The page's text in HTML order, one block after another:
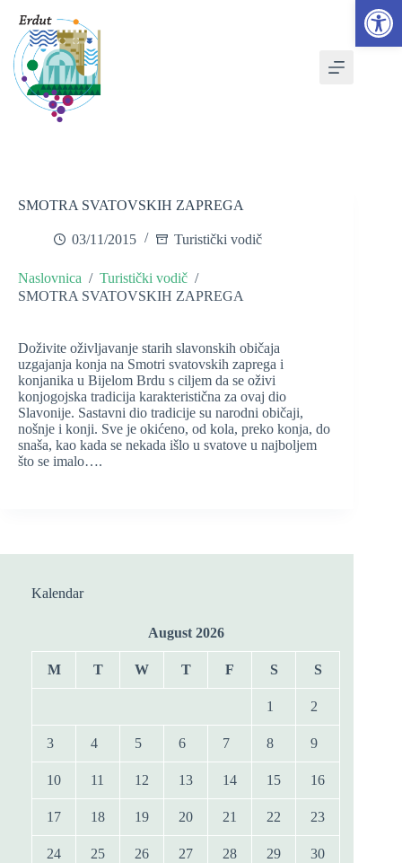
Open toolbar
content
SMOTRA SVATOVSKIH ZAPREGA
03/11/2015 Turistički vodič
Naslovnica / Turistički vodič /
SMOTRA SVATOVSKIH ZAPREGA
Doživite oživljavanje starih slavonskih običaja
uzgajanja konja na Smotri svatovskih zaprega i
konjanika u Bijelom Brdu s ciljem da se oživi
konjogojska tradicija karakteristična za ovaj dio
Slavonije. Sastavni dio tradicije su narodni običaji,
nošnje i konji. Sve je okićeno, od kola, preko konja, do
snaša, kao kada se nekada išlo u svatove u najboljem
što se imalo….
Kalendar
August 2026
M T W T F S S
1 2
3 4 5 6 7 8 9
10 11 12 13 14 15 16
17 18 19 20 21 22 23
24 25 26 27 28 29 30